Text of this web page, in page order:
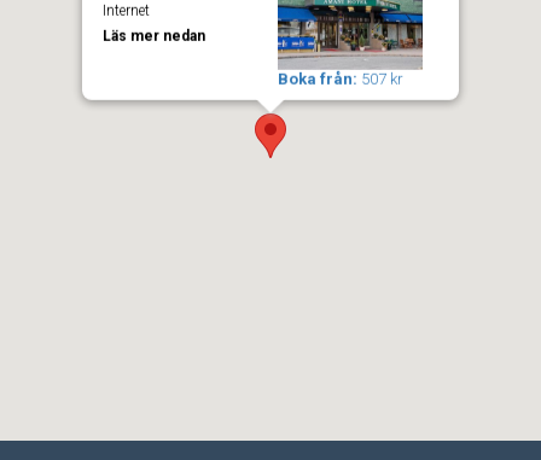
Internet
Läs mer nedan
Boka från: 507 kr